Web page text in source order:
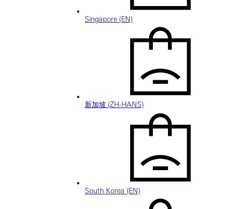
Singapore (EN)
新加坡 (ZH-HANS)
South Korea (EN)